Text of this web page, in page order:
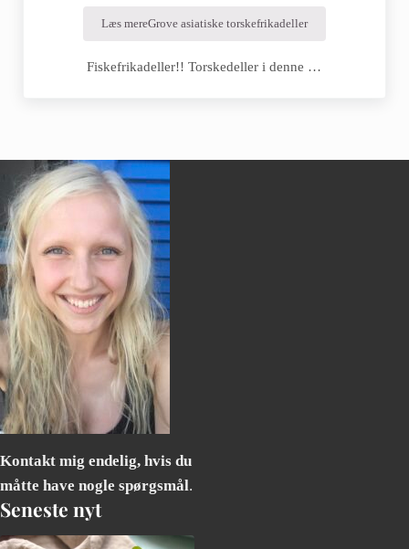
Læs mereGrove asiatiske torskefrikadeller
Fiskefrikadeller!! Torskedeller i denne …
Kontakt mig endelig, hvis du
måtte have nogle spørgsmål.
Seneste nyt